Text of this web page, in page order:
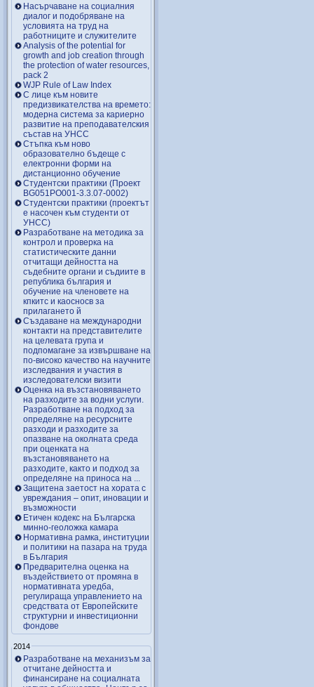
Насърчаване на социалния
диалог и подобряване на
условията на труд на
работниците и служителите
Analysis of the potential for
growth and job creation through
the protection of water resources,
pack 2
WJP Rule of Law Index
С лице към новите
предизвикателства на времето:
модерна система за кариерно
развитие на преподавателския
състав на УНСС
Стъпка към ново
образователно бъдеще с
електронни форми на
дистанционно обучение
Студентски практики (Проект
BG051PO001-3.3.07-0002)
Студентски практики (проектът
е насочен към студенти от
УНСС)
Разработване на методика за
контрол и проверка на
статистическите данни
отчитащи дейността на
съдебните органи и съдиите в
република българия и
обучение на членовете на
кпкитс и каосносв за
прилагането й
Създаване на международни
контакти на представителите
на целевата група и
подпомагане за извършване на
по-високо качество на научните
изследвания и участия в
изследователски визити
Оценка на възстановяването
на разходите за водни услуги.
Разработване на подход за
определяне на ресурсните
разходи и разходите за
опазване на околната среда
при оценката на
възстановяването на
разходите, както и подход за
определяне на приноса на ...
Защитена заетост на хората с
увреждания – опит, иновации и
възможности
Етичен кодекс на Българска
минно-геоложка камара
Нормативна рамка, институции
и политики на пазара на труда
в България
Предварителна оценка на
въздействието от промяна в
нормативната уредба,
регулираща управлението на
средствата от Европейските
структурни и инвестиционни
фондове
2014
Разработване на механизъм за
отчитане дейността и
финансиране на социалната